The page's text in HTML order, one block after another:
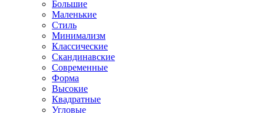
Большие
Маленькие
Стиль
Минимализм
Классические
Скандинавские
Современные
Форма
Высокие
Квадратные
Угловые